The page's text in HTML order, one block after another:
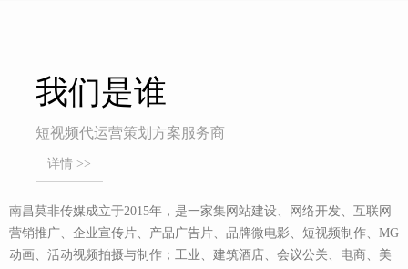
我们是谁
短视频代运营策划方案服务商
详情 >>
南昌莫非传媒成立于2015年，是一家集网站建设、网络开发、互联网
营销推广、企业宣传片、产品广告片、品牌微电影、短视频制作、MG
动画、活动视频拍摄与制作；工业、建筑酒店、会议公关、电商、美